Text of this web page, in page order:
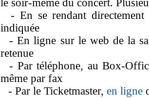
le soir-même du concert.
- En se rendant
indiquée
- En ligne sur le web de la
retenue
- Par téléphone, au Box-
même par fax
- Par le Ticketmaster, en ligne